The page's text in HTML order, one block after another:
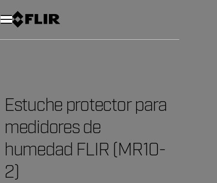
Estuche protector para
medidores de
humedad FLIR (MR10-
2)